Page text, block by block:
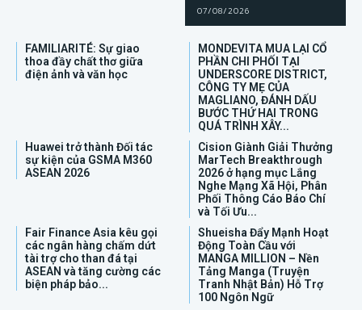
07/08/2026
FAMILIARITÉ: Sự giao
thoa đầy chất thơ giữa
điện ảnh và văn học
MONDEVITA MUA LẠI CỔ
PHẦN CHI PHỐI TẠI
UNDERSCORE DISTRICT,
CÔNG TY MẸ CỦA
MAGLIANO, ĐÁNH DẤU
BƯỚC THỨ HAI TRONG
QUÁ TRÌNH XÂY...
Huawei trở thành Đối tác
sự kiện của GSMA M360
ASEAN 2026
Cision Giành Giải Thưởng
MarTech Breakthrough
2026 ở hạng mục Lắng
Nghe Mạng Xã Hội, Phân
Phối Thông Cáo Báo Chí
và Tối Ưu...
Fair Finance Asia kêu gọi
các ngân hàng chấm dứt
tài trợ cho than đá tại
ASEAN và tăng cường các
biện pháp bảo...
Shueisha Đẩy Mạnh Hoạt
Động Toàn Cầu với
MANGA MILLION – Nền
Tảng Manga (Truyện
Tranh Nhật Bản) Hỗ Trợ
100 Ngôn Ngữ